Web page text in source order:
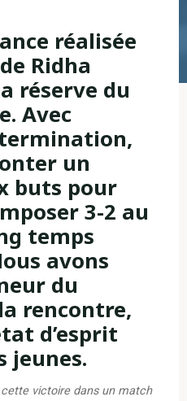
réalisée
Ridha
réserve du
Avec
un
buts pour
3-2 au
temps
avons
du
rencontre,
d’esprit
jeunes.
victoire dans un match